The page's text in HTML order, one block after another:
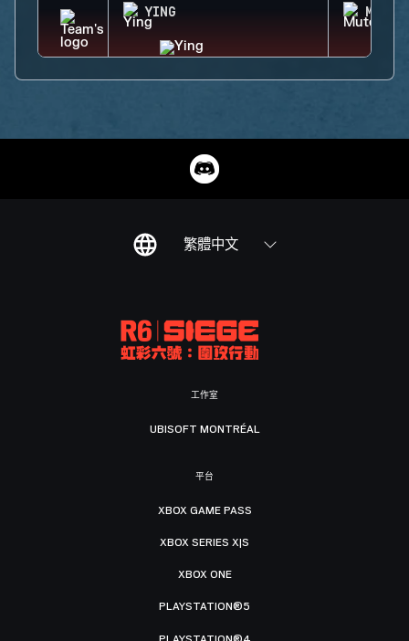
YING MUTE
繁體中文
工作室
UBISOFT MONTRÉAL
平台
XBOX GAME PASS
XBOX SERIES X|S
XBOX ONE
PLAYSTATION®5